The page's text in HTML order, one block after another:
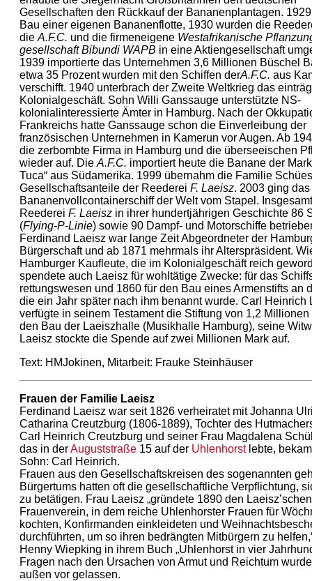
Gesellschaften den Rückkauf der Bananen­plantagen.
Bau einer eigenen Bananenflotte, 1930 wurden die
die A.F.C. und die firmeneigene Westafrika­nische
gesellschaft Bibundi WAPB in eine Aktiengesellschaft
1939 importierte das Unternehmen 3,6 Millionen Büschel
etwa 35 Prozent wurden mit den Schiffen derA.F.C. aus
verschifft. 1940 unterbrach der Zweite Weltkrieg das
Kolonial­geschäft. Sohn Willi Ganssauge unterstützte NS-
kolonialinteressierte Ämter in Hamburg. Nach der
Frankreichs hatte Ganssauge schon die Einver­leibung der
französischen Unternehmen in Kamerun vor Augen. Ab
die zerbombte Firma in Hamburg und die überseeischen
wieder auf. Die A.F.C. importiert heute die Banane der
Tuca“ aus Südamerika. 1999 übernahm die Familie
Gesellschaftsanteile der Reederei F. Laeisz. 2003 ging
Bananen­vollcontainerschiff der Welt vom Stapel.
Reederei F. Laeisz in ihrer hundertjährigen Geschichte 86
(Flying-P-Linie) sowie 90 Dampf- und Motorschiffe
Ferdinand Laeisz war lange Zeit Abgeordneter der
Bürgerschaft und ab 1871 mehrmals ihr Alterspräsident.
Hamburger Kaufleute, die im Kolonial­geschäft reich
spendete auch Laeisz für wohltätige Zwecke: für das
rettungswesen und 1860 für den Bau eines Armenstifts an
die ein Jahr später nach ihm benannt wurde. Carl Heinrich
verfügte in seinem Testament die Stiftung von 1,2 Millionen
den Bau der Laeiszhalle (Musikhalle Hamburg), seine
Laeisz stockte die Spende auf zwei Millionen Mark auf.
Text: HMJokinen, Mitarbeit: Frauke Steinhäuser
Frauen der Familie Laeisz
Ferdinand Laeisz war seit 1826 verheiratet mit Johanna
Catharina Creutzburg (1806-1889), Tochter des
Carl Heinrich Creutzburg und seiner Frau Magdalena
das in derAuguststraße 15 auf der Uhlenhorstlebte,
Sohn: Carl Heinrich.
Frauen aus den Gesellschaftskreisen des sogenannten
Bürgertums hatten oft die gesellschaftliche Verpflichtung,
zu betätigen. Frau Laeisz „gründete 1890 den Laeisz’schen
Frauenverein, in dem reiche Uhlenhorster Frauen für
kochten, Konfirmanden einkleideten und
durchführten, um so ihren bedrängten Mitbürgern zu
Henny Wiepking in ihrem Buch „Uhlenhorst in vier
Fragen nach den Ursachen von Armut und Reichtum
außen vor gelassen.